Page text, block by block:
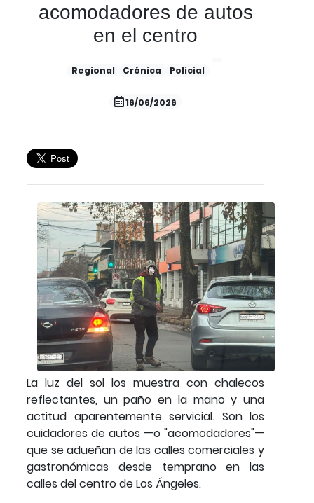
acomodadores de autos
en el centro
Regional Crónica Policial
16/06/2026
La luz del sol los muestra con chalecos
reflectantes, un paño en la mano y una
actitud aparentemente servicial. Son los
cuidadores de autos —o "acomodadores"—
que se adueñan de las calles comerciales y
gastronómicas desde temprano en las
calles del centro de Los Ángeles.